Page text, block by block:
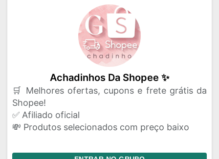
Achadinhos Da Shopee ✨
🛒 Melhores ofertas, cupons e frete grátis da
Shopee!
✅ Afiliado oficial
💸 Produtos selecionados com preço baixo